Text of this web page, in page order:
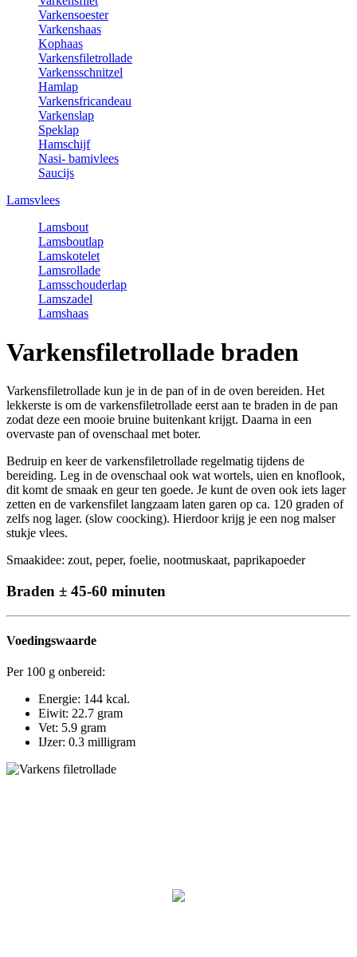
Varkensoester
Varkenshaas
Kophaas
Varkensfiletrollade
Varkensschnitzel
Hamlap
Varkensfricandeau
Varkenslap
Speklap
Hamschijf
Nasi- bamivlees
Saucijs
Lamsvlees
Lamsbout
Lamsboutlap
Lamskotelet
Lamsrollade
Lamsschouderlap
Lamszadel
Lamshaas
Varkensfiletrollade braden
Varkensfiletrollade kun je in de pan of in de oven bereiden. Het
lekkerste is om de varkensfiletrollade eerst aan te braden in de pan
zodat deze een mooie bruine buitenkant krijgt. Daarna in een
overvaste pan of ovenschaal met boter.
Bedruip en keer de varkensfiletrollade regelmatig tijdens de
bereiding. Leg in de ovenschaal ook wat wortels, uien en knoflook,
dit komt de smaak en geur ten goede. Je kunt de oven ook iets lager
zetten en de varkensfilet langzaam laten garen op ca. 120 graden of
zelfs nog lager. (slow coocking). Hierdoor krijg je een nog malser
stukje vlees.
Smaakidee: zout, peper, foelie, nootmuskaat, paprikapoeder
Braden ± 45-60 minuten
Voedingswaarde
Per 100 g onbereid:
Energie: 144 kcal.
Eiwit: 22.7 gram
Vet: 5.9 gram
IJzer: 0.3 milligram